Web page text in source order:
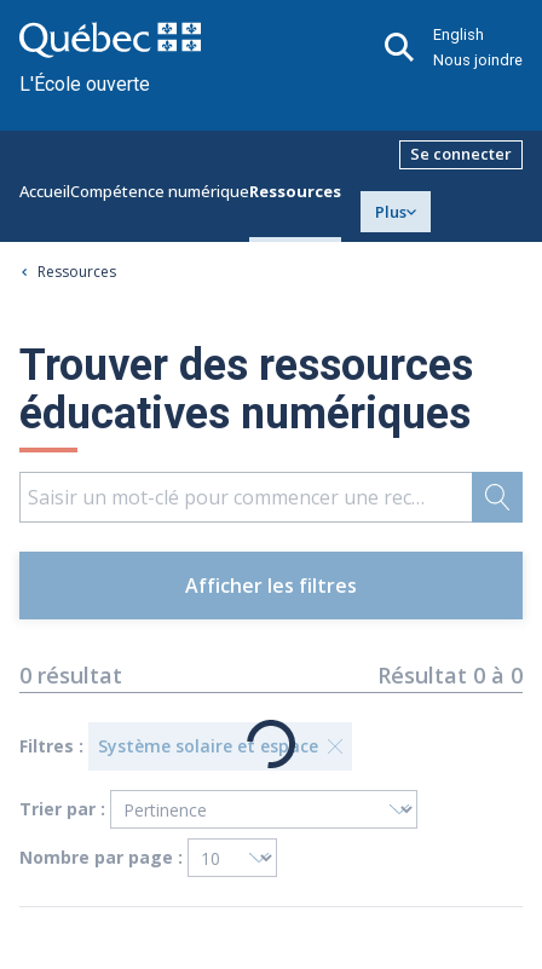
L'École ouverte
English
Nous joindre
AccueilCompétence numériqueRessources
Plus
Se connecter
Ressources
Trouver des ressources
éducatives numériques
Afficher les filtres
0 résultat Résultat 0 à 0
Filtres : Système solaire et espace
Trier par :
Nombre par page :